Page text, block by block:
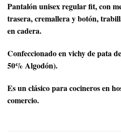
Pantalón unisex regular fit, con
trasera, cremallera y botón,
en cadera.
Confeccionado en vichy de pata
50% Algodón).
Es un clásico para cocineros en
comercio.